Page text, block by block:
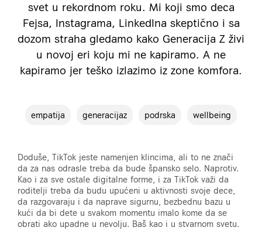
svet u rekordnom roku. Mi koji smo deca
Fejsa, Instagrama, LinkedIna skeptično i sa
dozom straha gledamo kako Generacija Z živi
u novoj eri koju mi ne kapiramo. A ne
kapiramo jer teško izlazimo iz zone komfora.
empatija generacijaz podrska wellbeing
Doduše, TikTok jeste namenjen klincima, ali to ne znači
da za nas odrasle treba da bude špansko selo. Naprotiv.
Kao i za sve ostale digitalne forme, i za TikTok važi da
roditelji treba da budu upućeni u aktivnosti svoje dece,
da razgovaraju i da naprave sigurnu, bezbednu bazu u
kući da bi dete u svakom momentu imalo kome da se
obrati ako upadne u nevolju. Baš kao i u stvarnom svetu.